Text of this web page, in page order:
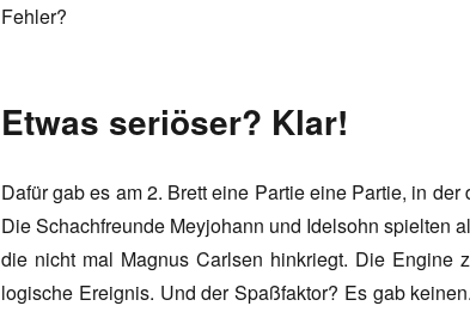
Fehler?
Etwas seriöser? Klar!
Dafür gab es am 2. Brett eine Partie eine Partie, in
Die Schachfreunde Meyjohann und Idelsohn spielten
die nicht mal Magnus Carlsen hinkriegt. Die Engine
logische Ereignis. Und der Spaßfaktor? Es gab